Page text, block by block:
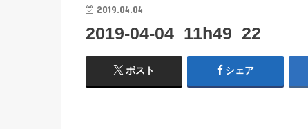
2019.04.04
2019-04-04_11h49_22
ポスト シェア